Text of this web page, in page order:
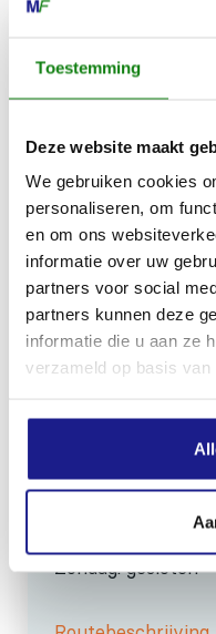
Toestemming
Deze website maakt
We gebruiken cookies
personaliseren, om
en om ons
informatie over uw
partners voor social
partners kunnen deze
informatie die u aan ze
verzameld op basis
MECHANISATIE
Kiehoek 26
8801 RD
0517-396800
Bij storing:
06-
09:00 -
Zondag: gesloten